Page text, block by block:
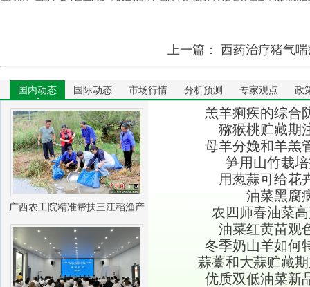
上一篇： 西药治疗猪气
国内动态 国际动态 市场行情 分析预测 专家观点 政
广西农工院精准帮扶三江稻渔产
业振兴
羔羊痢疾的综合
猕猴桃贮藏期
母羊分娩和羊羔
笋用山竹栽
用葱蒜可给花
油菜黑腐
农四师春油菜
油菜红黄苗观
冬季奶山羊如何
蒜薹和大蒜贮藏
优质双低油菜新